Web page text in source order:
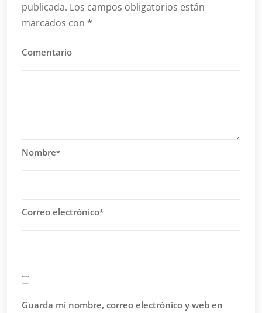
publicada. Los campos obligatorios están
marcados con *
Comentario
Nombre*
Correo electrónico*
Guarda mi nombre, correo electrónico y web en